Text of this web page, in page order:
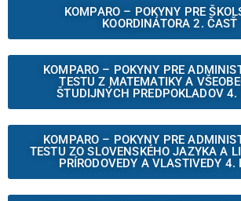
KOMPARO – POKYNY PRE
KOORDINÁTORA 2. ČASŤ
KOMPARO – POKYNY PRE
TESTU Z MATEMATIKY A
ŠTUDIJNÝCH PREDPOKLADOV 4.
KOMPARO – POKYNY PRE
TESTU ZO SLOVENSKÉHO JAZYKA A
PRÍRODOVEDY A VLASTIVEDY 4.